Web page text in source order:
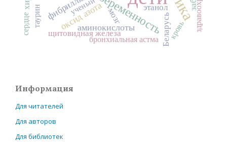
беременность
оксид азота
аминокислоты
этанол
Беларусь
щитовидная железа
мозг
кровь
бронхиальная астма
таурин
сердце
ученый
Информация
Для читателей
Для авторов
Для библиотек